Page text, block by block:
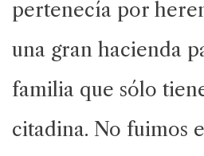
pertenecía por
una gran hacienda
familia que sólo
citadina. No fuimos